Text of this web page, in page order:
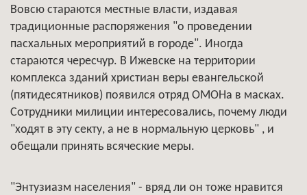
Вовсю стараются местные власти, издавая
традиционные распоряжения "о проведении
пасхальных мероприятий в городе". Иногда
стараются чересчур. В Ижевске на территории
комплекса зданий христиан веры евангельской
(пятидесятников) появился отряд ОМОНа в масках.
Сотрудники милиции интересовались, почему люди
"ходят в эту секту, а не в нормальную церковь" , и
обещали принять всяческие меры.
"Энтузиазм населения" - вряд ли он тоже нравится